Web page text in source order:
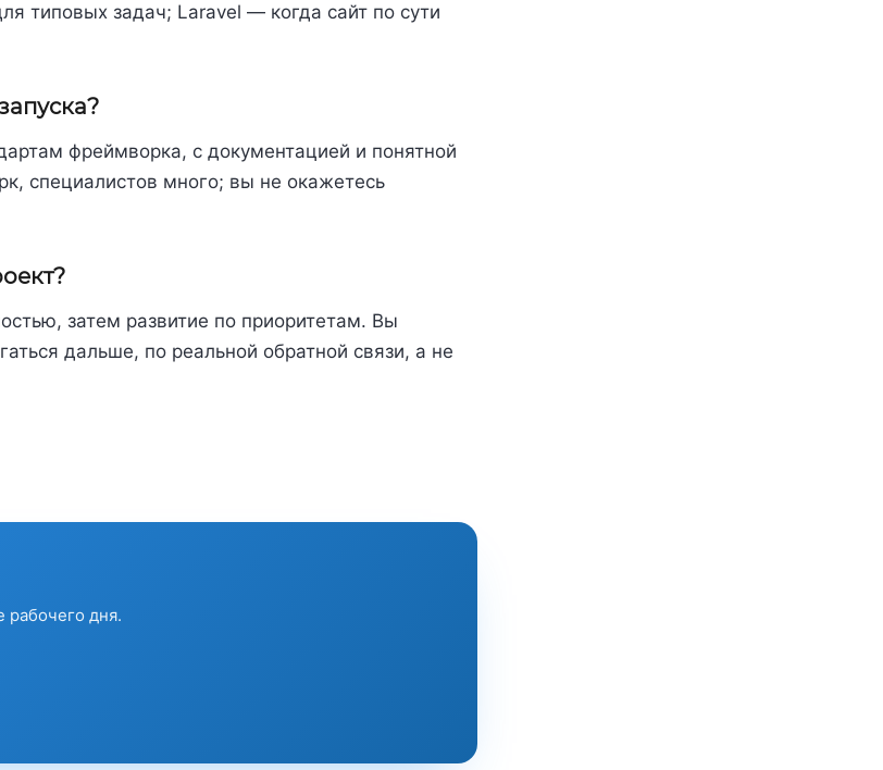
типовых задач; Laravel — когда сайт по сути
фреймворка, с документацией и понятной
специалистов много; вы не окажетесь
затем развитие по приоритетам. Вы
дальше, по реальной обратной связи, а не
дня.